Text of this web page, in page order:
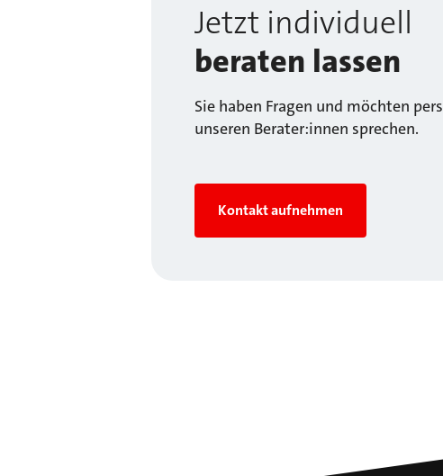
Jetzt individuell
beraten lassen
Sie haben Fragen und möchten
unseren Berater:innen sprechen.
Kontakt aufnehmen